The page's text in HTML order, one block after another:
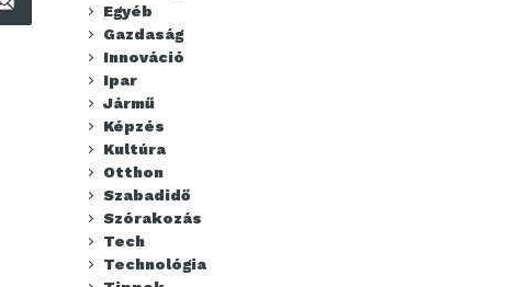
Egyéb
Gazdaság
Innováció
Ipar
Jármű
Képzés
Kultúra
Otthon
Szabadidő
Szórakozás
Tech
Technológia